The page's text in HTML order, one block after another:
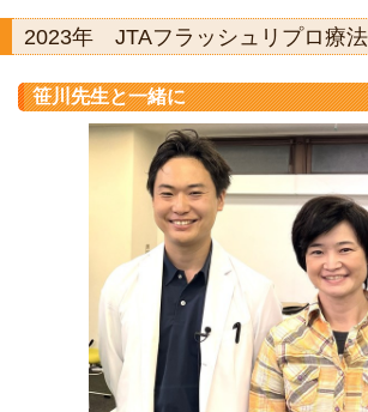
2023年 JTAフラッシュリプロ療
笹川先生と一緒に